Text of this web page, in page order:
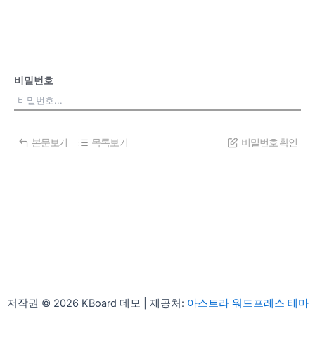
비밀번호
본문보기 목록보기 비밀번호 확인
저작권 © 2026 KBoard 데모 | 제공처: 아스트라 워드프레스 테마